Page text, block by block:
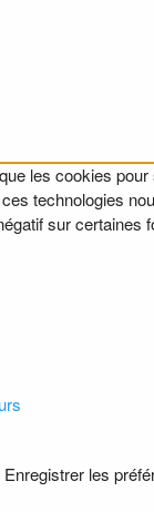
les cookies
technologies
sur certaines
Enregistrer les